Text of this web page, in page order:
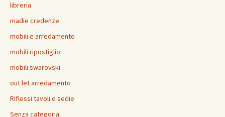
libreria
madie credenze
mobili e arredamento
mobili ripostiglio
mobili swarovski
out let arredamento
Riflessi tavoli e sedie
Senza categoria